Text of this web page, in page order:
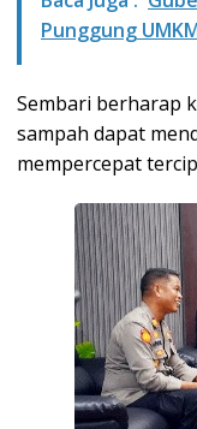
Punggung
Sembari berharap
sampah dapat
mempercepat